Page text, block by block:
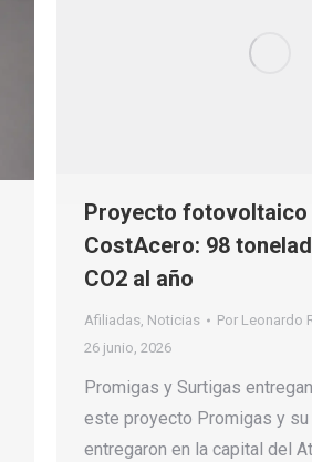
Proyecto fotovoltaico
CostAcero: 98
CO2 al año
Afiliadas, Noticias Por Leonardo
26 junio, 2026
Promigas y Surtigas
este proyecto Promigas y
entregaron en la capital del